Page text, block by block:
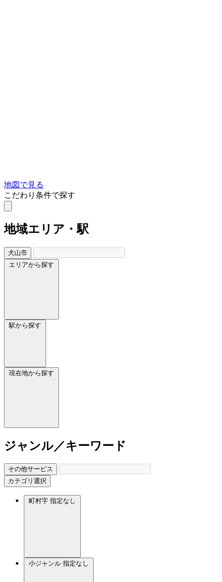
地図で見る
こだわり条件で探す
地域エリア・駅
犬山市
エリアから探す
駅から探す
現在地から探す
ジャンル／キーワード
その他サービス
カテゴリ選択
町村字 指定なし
小ジャンル 指定なし